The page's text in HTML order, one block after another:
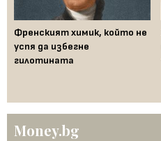
Френският химик, който не
успя да избегне
гилотината
Money.bg